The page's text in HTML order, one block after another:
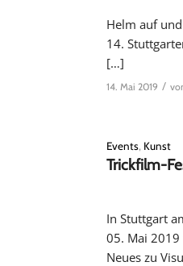
Helm auf
14.
[…]
14. Mai 2019 /
Events, Kunst
Trickfilm-
In Stuttgart
05. Mai
Neues zu